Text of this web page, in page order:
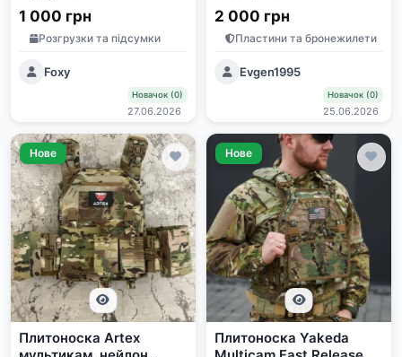
1 000 грн
Розгрузки та підсумки
Foxy
Новачок (0)
27.06.2026
2 000 грн
Пластини та бронежилети
Evgen1995
Новачок (0)
25.06.2026
Нове
Плитоноска Artex
Нове
Плитоноска Yakeda